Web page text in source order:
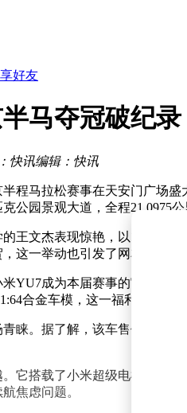
好友
马夺冠破纪
快讯编辑：快讯
程马拉松赛事在天安门广场
公园景观大道，全程21.0975公
王文杰表现惊艳，以1小时01
这一举动也引发了网友们的广
YU7成为本届赛事的官方指
合金车模，这一福利受到了
睐。据了解，该车售价25.35
它搭载了小米超级电机V6s
焦虑问题。